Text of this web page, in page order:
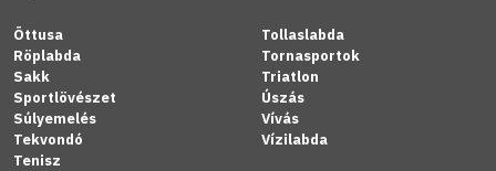
Öttusa
Röplabda
Sakk
Sportlövészet
Súlyemelés
Tekvondó
Tenisz
Tollaslabda
Tornasportok
Triatlon
Úszás
Vívás
Vízilabda